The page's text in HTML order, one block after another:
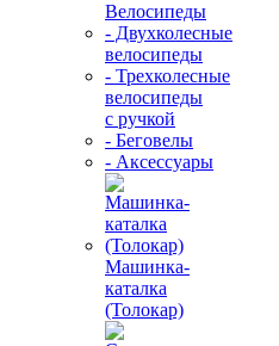
Велосипеды
- Двухколесные
велосипеды
- Трехколесные
велосипеды
с ручкой
- Беговелы
- Аксессуары
Машинка-
каталка
(Толокар)